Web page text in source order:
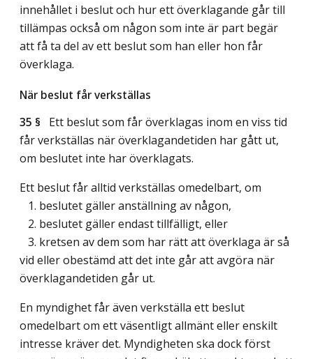
innehållet i beslut och hur ett överklagande går till
tillämpas också om någon som inte är part begär
att få ta del av ett beslut som han eller hon får
överklaga.
När beslut får verkställas
35 § Ett beslut som får överklagas inom en viss tid
får verkställas när överklagandetiden har gått ut,
om beslutet inte har överklagats.
Ett beslut får alltid verkställas omedelbart, om
1. beslutet gäller anställning av någon,
2. beslutet gäller endast tillfälligt, eller
3. kretsen av dem som har rätt att överklaga är så
vid eller obestämd att det inte går att avgöra när
överklagandetiden går ut.
En myndighet får även verkställa ett beslut
omedelbart om ett väsentligt allmänt eller enskilt
intresse kräver det. Myndigheten ska dock först